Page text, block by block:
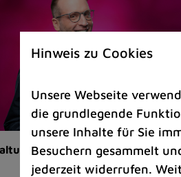
| Kunst & Kultur
Hinweis zu Cookies
Unsere Webseite
die grundlegende
unsere Inhalte für Sie
Besuchern gesammelt
jederzeit widerrufen.